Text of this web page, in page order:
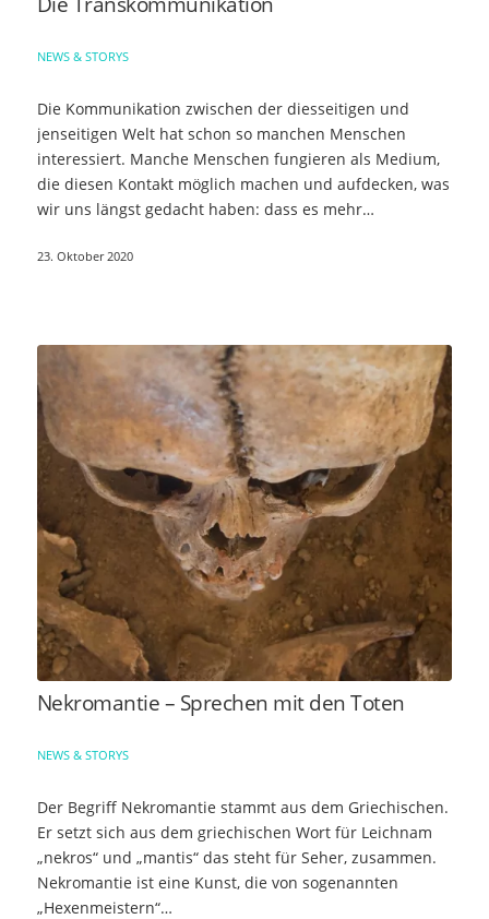
NEWS & STORYS
Die Kommunikation zwischen der diesseitigen und
jenseitigen Welt hat schon so manchen Menschen
interessiert. Manche Menschen fungieren als Medium,
die diesen Kontakt möglich machen und aufdecken, was
wir uns längst gedacht haben: dass es mehr…
23. Oktober 2020
Nekromantie – Sprechen mit den Toten
NEWS & STORYS
Der Begriff Nekromantie stammt aus dem Griechischen.
Er setzt sich aus dem griechischen Wort für Leichnam
„nekros“ und „mantis“ das steht für Seher, zusammen.
Nekromantie ist eine Kunst, die von sogenannten
„Hexenmeistern“…